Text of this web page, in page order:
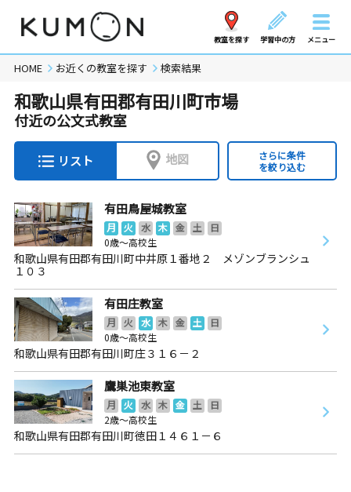
教室を探す 学習中の方 メニュー
HOME お近くの教室を探す 検索結果
和歌山県有田郡有田川町市場
付近の公文式教室
リスト 地図
さらに条件
を絞り込む
有田鳥屋城教室
月 火 水 木 金 土
日
0歳～高校生
和歌山県有田郡有田川町中井原１番地２ メゾンブランシュ
１０３
有田庄教室
月 火 水 木 金 土
日
0歳～高校生
和歌山県有田郡有田川町庄３１６－２
鷹巣池東教室
月 火 水 木 金 土
日
2歳～高校生
和歌山県有田郡有田川町徳田１４６１－６